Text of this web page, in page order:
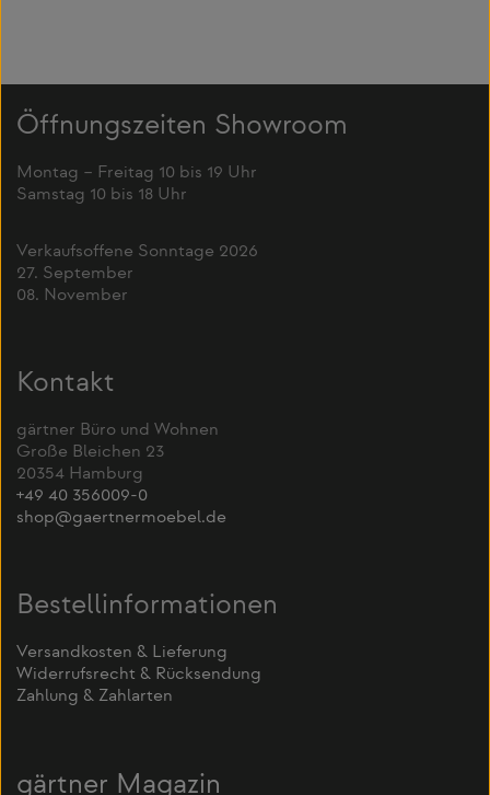
Öffnungszeiten Showroom
Montag – Freitag 10 bis 19 Uhr
Samstag 10 bis 18 Uhr
Verkaufsoffene Sonntage 2026
27. September
08. November
Kontakt
gärtner Büro und Wohnen
Große Bleichen 23
20354 Hamburg
+49 40 356009-0
shop@gaertnermoebel.de
Bestellinformationen
Versandkosten & Lieferung
Widerrufsrecht & Rücksendung
Zahlung & Zahlarten
gärtner Magazin